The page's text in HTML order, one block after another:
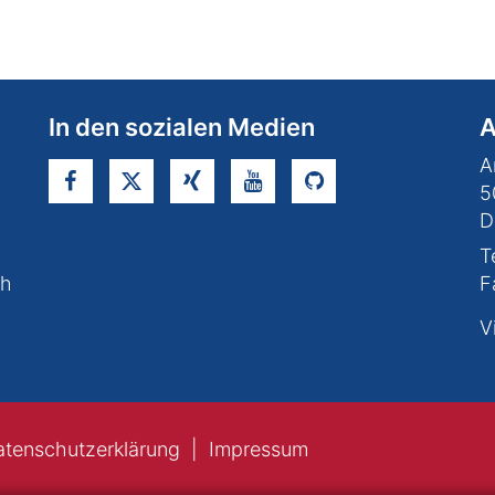
In den sozialen Medien
Impressum